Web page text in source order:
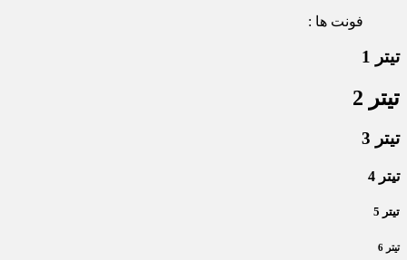
فونت ها :
تیتر 1
تیتر 2
تیتر 3
تیتر 4
تیتر 5
تیتر 6